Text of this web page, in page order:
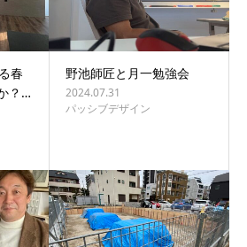
春
？…
野池師匠と月一勉強会
2024.07.31
パッシブデザイン